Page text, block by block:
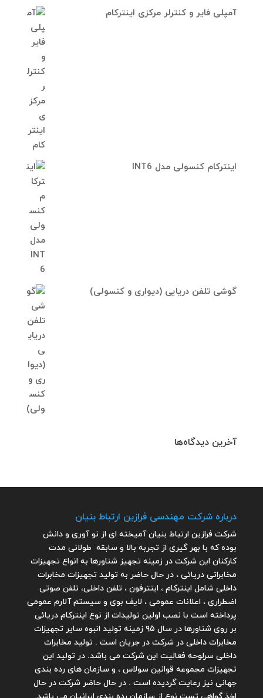
آمپلی فایر و کنترلر مرکزی اینترکام
اینترکام کنسولی مدل INT6
گوشی تلفن دریایی (دیواری و کنسولی)
آخرین دیدگاه‌ها
درباره شرکت مهندسی فرازین ارتباط بنیان
شرکت فرازین ارتباط بنیان آمیخته ای از نو آوری و دانش
بوده که با بهر گیری از تجربه بالا و سابقه طولانی مدت
کارکنان این شرکت در زمینه تجهیز شناورها به انواع تجهیزات
مخابراتی دریائی ، در حال حاضر به تولید تجهیزات مخابرات
داخلی شامل اینترکام ، اینترفون ، تلفن داخلی، تلفن صوتی
اضطراری ، اعلانات عمومی ، لایف بوی و سیستم آلارم عمومی
پرداخته است با نصب اولین تولیدات از نوع اینترکام دریائی
بر روی شناورها در سال ۹۵ زمینه تولید انبوه سایر تجهیزات
مخابرات داخلی در شرکت در جریان است . تولید مخابرات
داخلی سرلوحه فعالیت این شرکت می باشد. در تولید این
تجهیزات مجموعه قوانین سولاس ، و سازمان های رده بندی
جهانی نیز رعایت گردیده است . در حال حاضر شرکت در حال